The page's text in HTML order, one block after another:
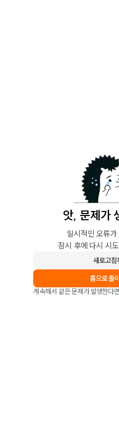
앗, 문제가
일시적인 오류
잠시 후에 다시 시
새로고침
홈으로 돌
계속해서 같은 문제가 발생한다면